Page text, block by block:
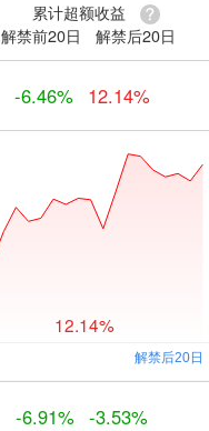
累计超额收益
解禁前20日
解禁后20日
-6.46% 12.14%
12.14%
-6.91% -3.53%